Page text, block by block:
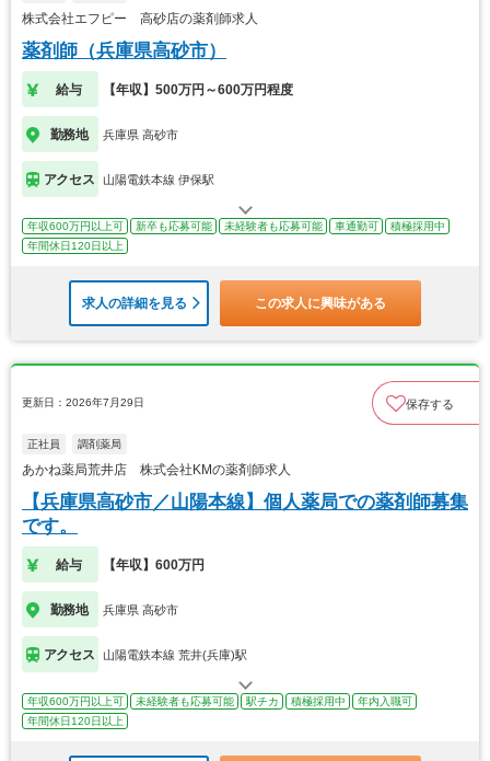
株式会社エフピー 高砂店の薬剤師求人
薬剤師（兵庫県高砂市）
給与 【年収】500万円～600万円程度
勤務地 兵庫県 高砂市
アクセス 山陽電鉄本線 伊保駅
年収600万円以上可 新卒も応募可能 未経験者も応募可能 車通勤可
積極採用中
年間休日120日以上
求人の詳細を見る この求人に興味がある
更新日：2026年7月29日 保存する
正社員 調剤薬局
あかね薬局荒井店 株式会社KMの薬剤師求人
【兵庫県高砂市／山陽本線】個人薬局での薬剤師募集
です。
給与 【年収】600万円
勤務地 兵庫県 高砂市
アクセス 山陽電鉄本線 荒井(兵庫)駅
年収600万円以上可 未経験者も応募可能 駅チカ 積極採用中
年内入職可
年間休日120日以上